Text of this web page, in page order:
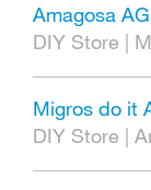
Amagosa AG
DIY Store |
Migros do it
DIY Store |